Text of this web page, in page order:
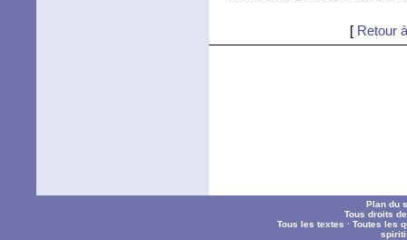
[ Retour
Plan du
Tous droits
Tous les textes ·Toutes les